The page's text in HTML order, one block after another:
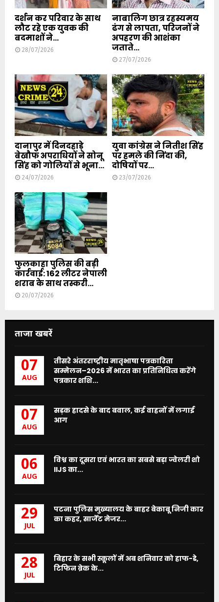
दर्शन कर परिवार के साथ
लौट रहे एक युवक की
बदमाशों ने...
28/07/2026
नाबालिग छात्र रहस्यमय
ढंग से लापता, परिजनों ने
अपहरण की आशंका
जताते...
27/07/2026
दानापुर में दिनदहाड़े
बेखौफ अपराधियों ने सोनू
सिंह को गोलियों से भूना...
24/07/2026
युवा कांग्रेस ने नितीश सिंह
पर हमले की निंदा की,
दोषियों पर...
23/07/2026
फुलकाहा पुलिस की बड़ी
कार्रवाई: 162 लीटर नेपाली
शराब के साथ तस्करी...
20/07/2026
ताजा खबरें
07
AUG
तीसरे अंतरराष्ट्रीय मातृभाषा पत्रकारिता
सम्मेलन–2026 में भारत का प्रतिनिधित्व करेंगे
पत्रकार शशि...
07
AUG
सड़क हादसे के बाद बवाल, कई वाहनों में लगाई
आग
06
AUG
विश्व का दूसरा एवं भारत का सबसे बड़ा ज्वेलरी शो
IIJS का...
29
JUL
पटना पुलिस मुख्यालय के बाहर बेकाबू निजी कार
का कहर, सार्जेंट मेजर...
28
JUL
बिहार के सभी स्कूलों में अब शनिवार को हाफ-डे,
टिफिन ब्रेक के...